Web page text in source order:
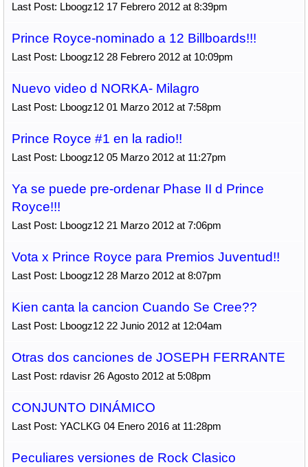
Last Post: Lboogz12 17 Febrero 2012 at 8:39pm
Prince Royce-nominado a 12 Billboards!!!
Last Post: Lboogz12 28 Febrero 2012 at 10:09pm
Nuevo video d NORKA- Milagro
Last Post: Lboogz12 01 Marzo 2012 at 7:58pm
Prince Royce #1 en la radio!!
Last Post: Lboogz12 05 Marzo 2012 at 11:27pm
Ya se puede pre-ordenar Phase II d Prince
Royce!!!
Last Post: Lboogz12 21 Marzo 2012 at 7:06pm
Vota x Prince Royce para Premios Juventud!!
Last Post: Lboogz12 28 Marzo 2012 at 8:07pm
Kien canta la cancion Cuando Se Cree??
Last Post: Lboogz12 22 Junio 2012 at 12:04am
Otras dos canciones de JOSEPH FERRANTE
Last Post: rdavisr 26 Agosto 2012 at 5:08pm
CONJUNTO DINÁMICO
Last Post: YACLKG 04 Enero 2016 at 11:28pm
Peculiares versiones de Rock Clasico